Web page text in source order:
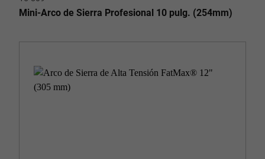
Mini-Arco de Sierra Profesional 10 pulg. (254mm)